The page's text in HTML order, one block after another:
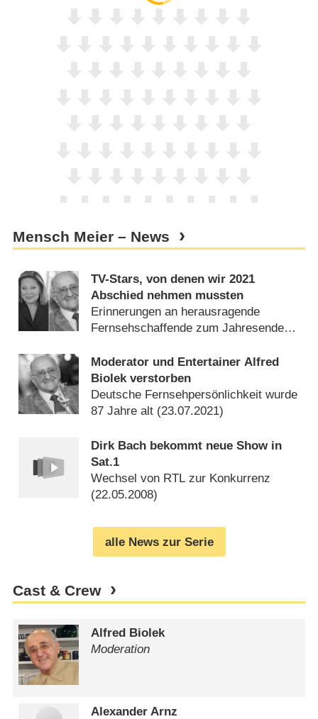
Mensch Meier – News
TV-Stars, von denen wir 2021
Abschied nehmen mussten
Erinnerungen an herausragende
Fernsehschaffende zum Jahresende
Moderator und Entertainer Alfred
Biolek verstorben
Deutsche Fernsehpersönlichkeit wurde
87 Jahre alt (23.07.2021)
Dirk Bach bekommt neue Show in
Sat.1
Wechsel von RTL zur Konkurrenz
(22.05.2008)
alle News zur Serie
Cast & Crew
Alfred Biolek
Moderation
Alexander Arnz